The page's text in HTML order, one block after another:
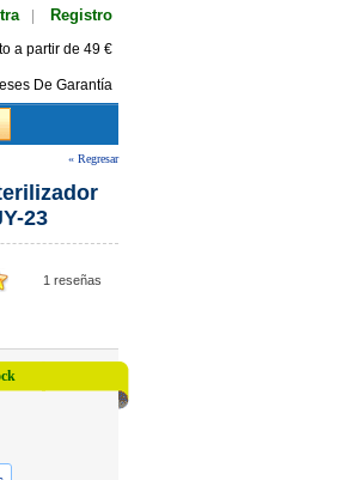
Registro
a partir de 49 €
De Garantía
« Regresar
23
1 reseñas